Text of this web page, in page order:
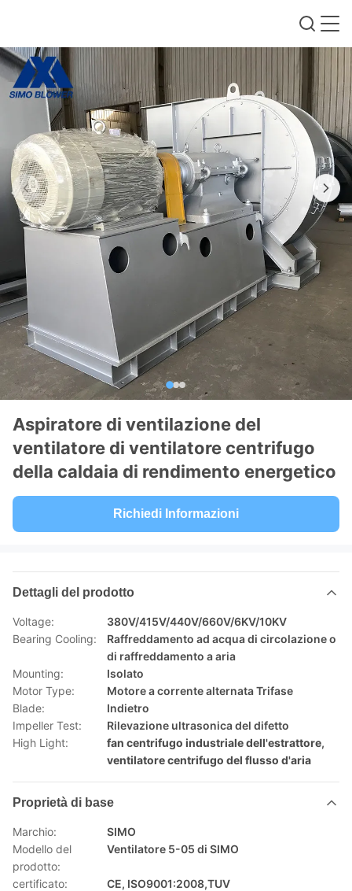
Aspiratore di ventilazione del
ventilatore di ventilatore centrifugo
della caldaia di rendimento energetico
Richiedi Informazioni
Dettagli del prodotto
Voltage:
380V/415V/440V/660V/6KV/10KV
Bearing Cooling:
Raffreddamento ad acqua di circolazione o
di raffreddamento a aria
Mounting:
Isolato
Motor Type:
Motore a corrente alternata Trifase
Blade:
Indietro
Impeller Test:
Rilevazione ultrasonica del difetto
High Light:
fan centrifugo industriale dell'estrattore,
ventilatore centrifugo del flusso d'aria
Proprietà di base
Marchio:
SIMO
Modello del
prodotto:
Ventilatore 5-05 di SIMO
certificato:
CE, ISO9001:2008,TUV